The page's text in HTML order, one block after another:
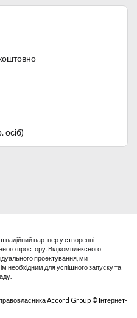
характеризуються високою
фарфор. Застосовуються
випали:
випал" - 1000 ℃;
високу термічну
забезпечує дуже високу
осіб)
партнер у створенні
простору. Від комплексного
проектування, ми
необхідним для успішного запуску та
правовласника Accord Group © Інтернет-